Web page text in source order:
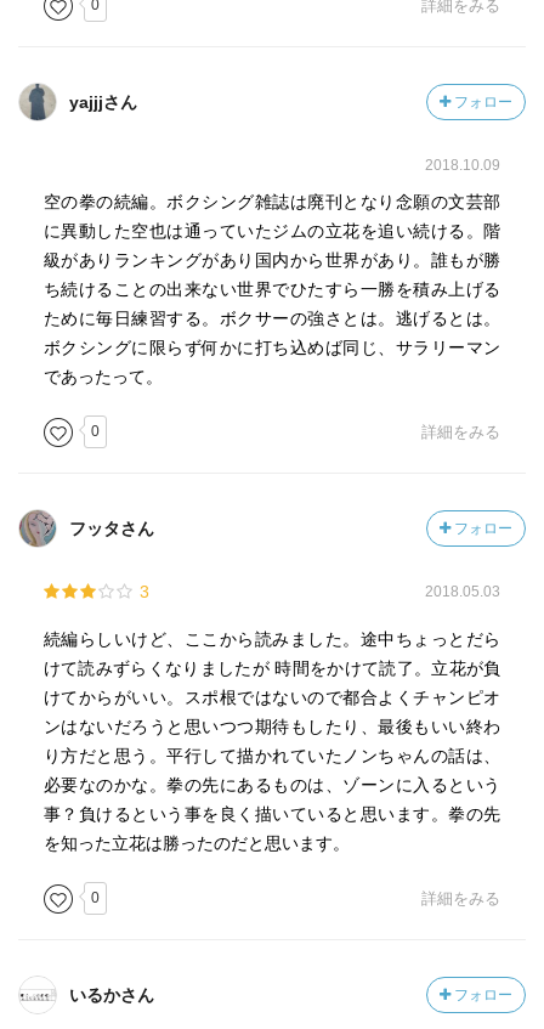
0 詳細をみる
yajjjさん フォロー
2018.10.09
空の拳の続編。ボクシング雑誌は廃刊となり念願の文芸部
に異動した空也は通っていたジムの立花を追い続ける。階
級がありランキングがあり国内から世界があり。誰もが勝
ち続けることの出来ない世界でひたすら一勝を積み上げる
ために毎日練習する。ボクサーの強さとは。逃げるとは。
ボクシングに限らず何かに打ち込めば同じ、サラリーマン
であったって。
0 詳細をみる
フッタさん フォロー
3 2018.05.03
続編らしいけど、ここから読みました。途中ちょっとだら
けて読みずらくなりましたが 時間をかけて読了。立花が負
けてからがいい。スポ根ではないので都合よくチャンピオ
ンはないだろうと思いつつ期待もしたり、最後もいい終わ
り方だと思う。平行して描かれていたノンちゃんの話は、
必要なのかな。拳の先にあるものは、ゾーンに入るという
事？負けるという事を良く描いていると思います。拳の先
を知った立花は勝ったのだと思います。
0 詳細をみる
いるかさん フォロー